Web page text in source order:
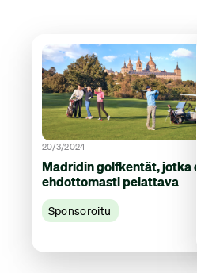
20/3/2024
Madridin golfkentät, jotka
ehdottomasti pelattava
Sponsoroitu